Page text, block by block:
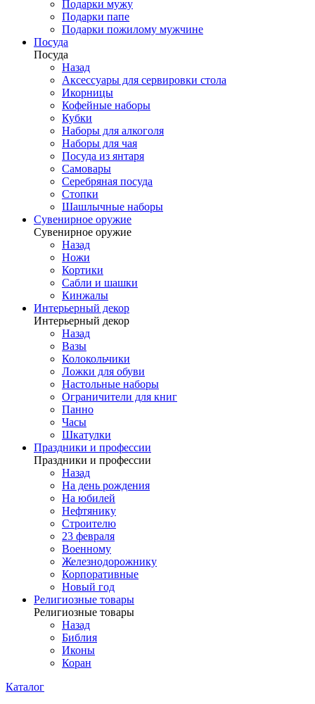
Подарки мужу
Подарки папе
Подарки пожилому мужчине
Посуда
Посуда
Назад
Аксессуары для сервировки стола
Икорницы
Кофейные наборы
Кубки
Наборы для алкоголя
Наборы для чая
Посуда из янтаря
Самовары
Серебряная посуда
Стопки
Шашлычные наборы
Сувенирное оружие
Сувенирное оружие
Назад
Ножи
Кортики
Сабли и шашки
Кинжалы
Интерьерный декор
Интерьерный декор
Назад
Вазы
Колокольчики
Ложки для обуви
Настольные наборы
Ограничители для книг
Панно
Часы
Шкатулки
Праздники и профессии
Праздники и профессии
Назад
На день рождения
На юбилей
Нефтянику
Строителю
23 февраля
Военному
Железнодорожнику
Корпоративные
Новый год
Религиозные товары
Религиозные товары
Назад
Библия
Иконы
Коран
Каталог